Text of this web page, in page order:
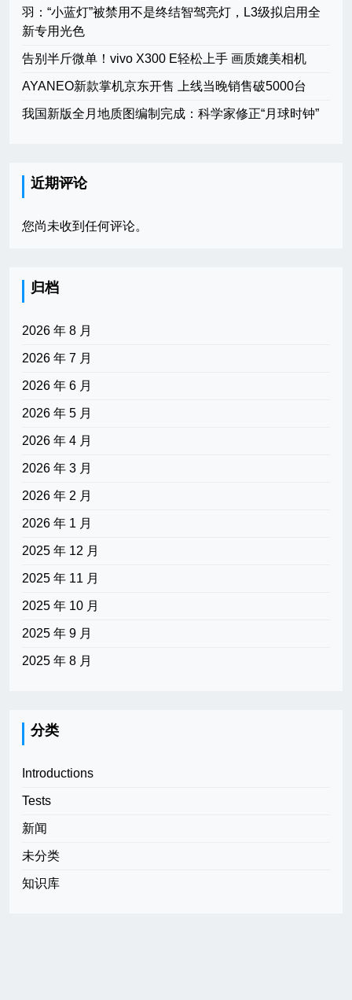
羽：“小蓝灯”被禁用不是终结智驾亮灯，L3级拟启用全
新专用光色
告别半斤微单！vivo X300 E轻松上手 画质媲美相机
AYANEO新款掌机京东开售 上线当晚销售破5000台
我国新版全月地质图编制完成：科学家修正“月球时钟”
近期评论
您尚未收到任何评论。
归档
2026 年 8 月
2026 年 7 月
2026 年 6 月
2026 年 5 月
2026 年 4 月
2026 年 3 月
2026 年 2 月
2026 年 1 月
2025 年 12 月
2025 年 11 月
2025 年 10 月
2025 年 9 月
2025 年 8 月
分类
Introductions
Tests
新闻
未分类
知识库